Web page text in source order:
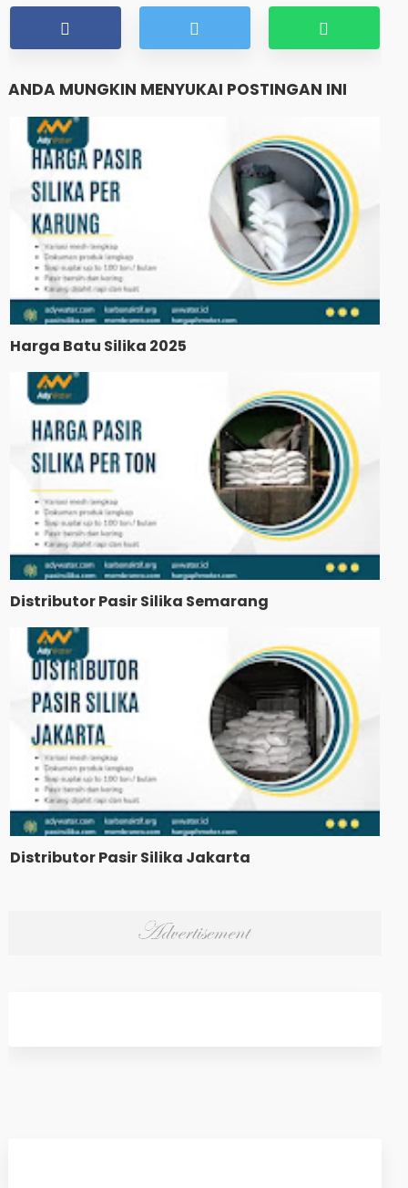
ANDA MUNGKIN MENYUKAI POSTINGAN INI
Harga Batu Silika 2025
Distributor Pasir Silika Semarang
Distributor Pasir Silika Jakarta